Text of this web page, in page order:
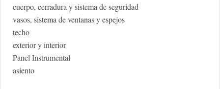
cuerpo, cerradura y sistema de seguridad
vasos, sistema de ventanas y espejos
techo
exterior y interior
Panel Instrumental
asiento